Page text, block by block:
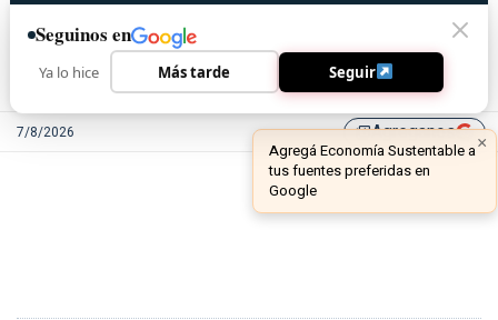
7/8/2026 library_addAgreganos
Seguinos en
Ya lo hice Más tarde Seguir